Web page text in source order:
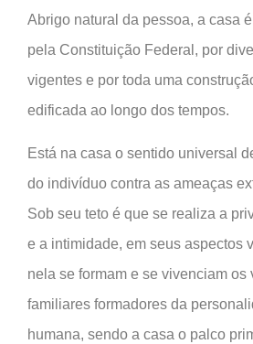
Abrigo natural da pessoa, a casa
pela Constituição Federal, por
vigentes e por toda uma
edificada ao longo dos tempos.
Está na casa o sentido universal
do indivíduo contra as ameaças
Sob seu teto é que se realiza a
e a intimidade, em seus aspectos
nela se formam e se vivenciam os
familiares formadores da
humana, sendo a casa o palco